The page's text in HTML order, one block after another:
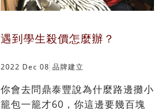
遇到學生殺價怎麼辦？
2022 Dec 08 品牌建立
你會去問鼎泰豐說為什麼路邊攤小
籠包一籠才60，你這邊要幾百塊